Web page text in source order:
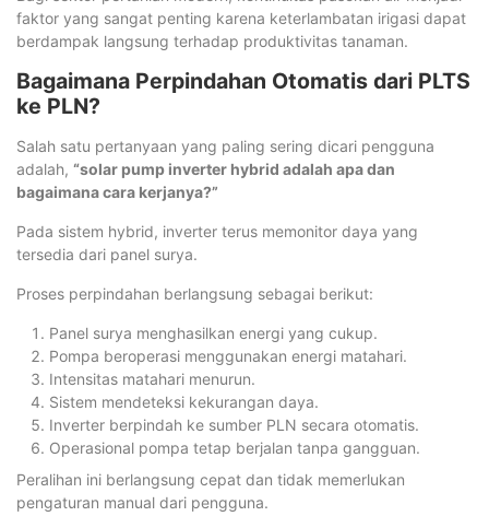
faktor yang sangat penting karena keterlambatan irigasi dapat
berdampak langsung terhadap produktivitas tanaman.
Bagaimana Perpindahan Otomatis dari PLTS
ke PLN?
Salah satu pertanyaan yang paling sering dicari pengguna
adalah, “solar pump inverter hybrid adalah apa dan
bagaimana cara kerjanya?”
Pada sistem hybrid, inverter terus memonitor daya yang
tersedia dari panel surya.
Proses perpindahan berlangsung sebagai berikut:
Panel surya menghasilkan energi yang cukup.
Pompa beroperasi menggunakan energi matahari.
Intensitas matahari menurun.
Sistem mendeteksi kekurangan daya.
Inverter berpindah ke sumber PLN secara otomatis.
Operasional pompa tetap berjalan tanpa gangguan.
Peralihan ini berlangsung cepat dan tidak memerlukan
pengaturan manual dari pengguna.